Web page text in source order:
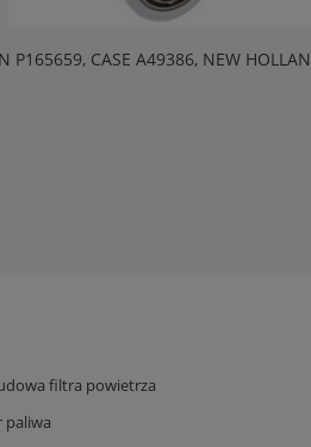
CASE A49386, NEW
filtra powietrza
paliwa